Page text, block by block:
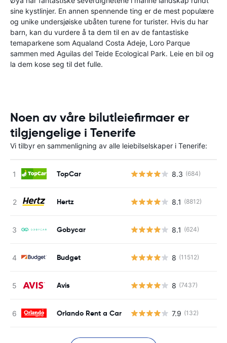
sine kystlinjer. En annen spennende ting er de mest populære
og unike undersjøiske ubåten turene for turister. Hvis du har
barn, kan du vurdere å ta dem til en av de fantastiske
temaparkene som Aqualand Costa Adeje, Loro Parque
sammen med Aguilas del Teide Ecological Park. Leie en bil og
la dem kose seg til det fulle.
Noen av våre bilutleiefirmaer er
tilgjengelige i Tenerife
Vi tilbyr en sammenligning av alle leiebilselskaper i Tenerife:
TopCar 8.3 (684)
Hertz 8.1 (8812)
Gobycar 8.1 (624)
Budget 8 (11512)
Avis 8 (7437)
Orlando Rent a Car 7.9 (132)